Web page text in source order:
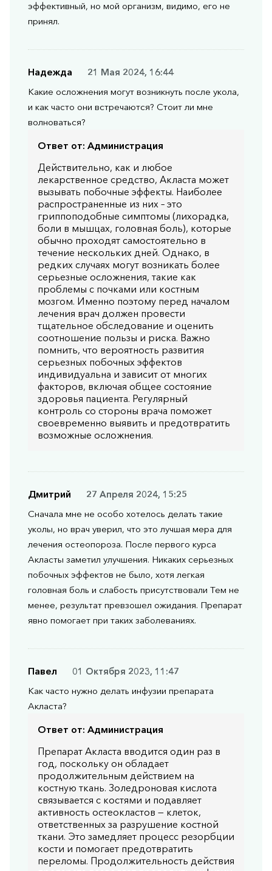
эффективный, но мой организм, видимо, его не
принял.
Надежда
21 Мая 2024, 16:44
Какие осложнения могут возникнуть после укола,
и как часто они встречаются? Стоит ли мне
волноваться?
Ответ от: Администрация
Действительно, как и любое
лекарственное средство, Акласта может
вызывать побочные эффекты. Наиболее
распространенные из них – это
гриппоподобные симптомы (лихорадка,
боли в мышцах, головная боль), которые
обычно проходят самостоятельно в
течение нескольких дней. Однако, в
редких случаях могут возникать более
серьезные осложнения, такие как
проблемы с почками или костным
мозгом. Именно поэтому перед началом
лечения врач должен провести
тщательное обследование и оценить
соотношение пользы и риска. Важно
помнить, что вероятность развития
серьезных побочных эффектов
индивидуальна и зависит от многих
факторов, включая общее состояние
здоровья пациента. Регулярный
контроль со стороны врача поможет
своевременно выявить и предотвратить
возможные осложнения.
Дмитрий
27 Апреля 2024, 15:25
Сначала мне не особо хотелось делать такие
уколы, но врач уверил, что это лучшая мера для
лечения остеопороза. После первого курса
Акласты заметил улучшения. Никаких серьезных
побочных эффектов не было, хотя легкая
головная боль и слабость присутствовали Тем не
менее, результат превзошел ожидания. Препарат
явно помогает при таких заболеваниях.
Павел
01 Октября 2023, 11:47
Как часто нужно делать инфузии препарата
Акласта?
Ответ от: Администрация
Препарат Акласта вводится один раз в
год, поскольку он обладает
продолжительным действием на
костную ткань. Золедроновая кислота
связывается с костями и подавляет
активность остеокластов — клеток,
ответственных за разрушение костной
ткани. Это замедляет процесс резорбции
кости и помогает предотвратить
переломы. Продолжительность действия